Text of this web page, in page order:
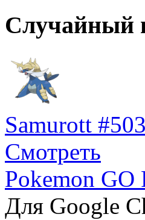
Случайный
Samurott #503
Смотреть
Pokemon GO
Для Google